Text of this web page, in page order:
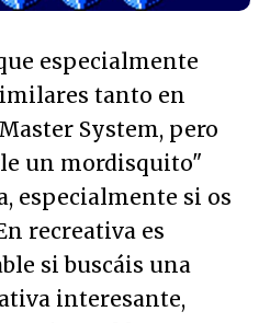
especialmente
tanto en
System, pero
un mordisquito"
especialmente si os
recreativa es
si buscáis una
interesante,